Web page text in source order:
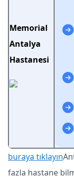
Memorial
Antalya
Hastanesi
buraya tıklayın
fazla hastane